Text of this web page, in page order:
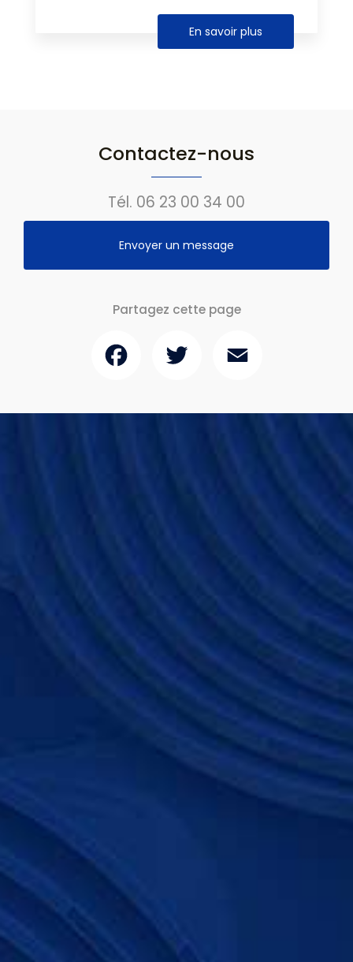
En savoir plus
Contactez-nous
Tél. 06 23 00 34 00
Envoyer un message
Partagez cette page